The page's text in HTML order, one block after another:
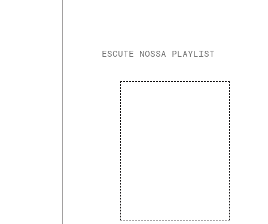
ESCUTE NOSSA PLAYLIST